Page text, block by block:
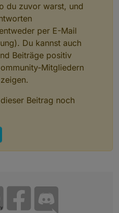
du zuvor warst, und
per E-Mail
Du kannst auch
Beiträge positiv
Mitgliedern
Beitrag noch